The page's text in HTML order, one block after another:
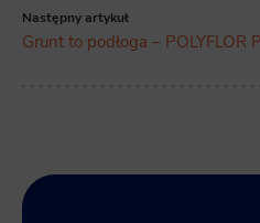
Następny artykuł
Grunt to podłoga – POLYFLOR